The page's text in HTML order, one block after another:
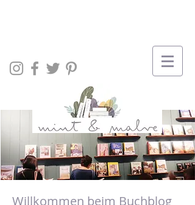
Willkommen beim Buchblog